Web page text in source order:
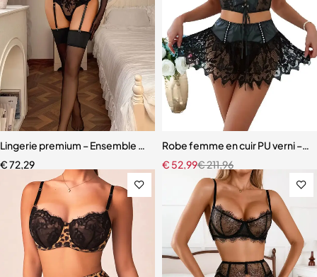
Lingerie premium – Ensemble en dentelle brodée avec porte-
€72,29
Robe femme en cuir PU verni –
€211,96
€ 52,99